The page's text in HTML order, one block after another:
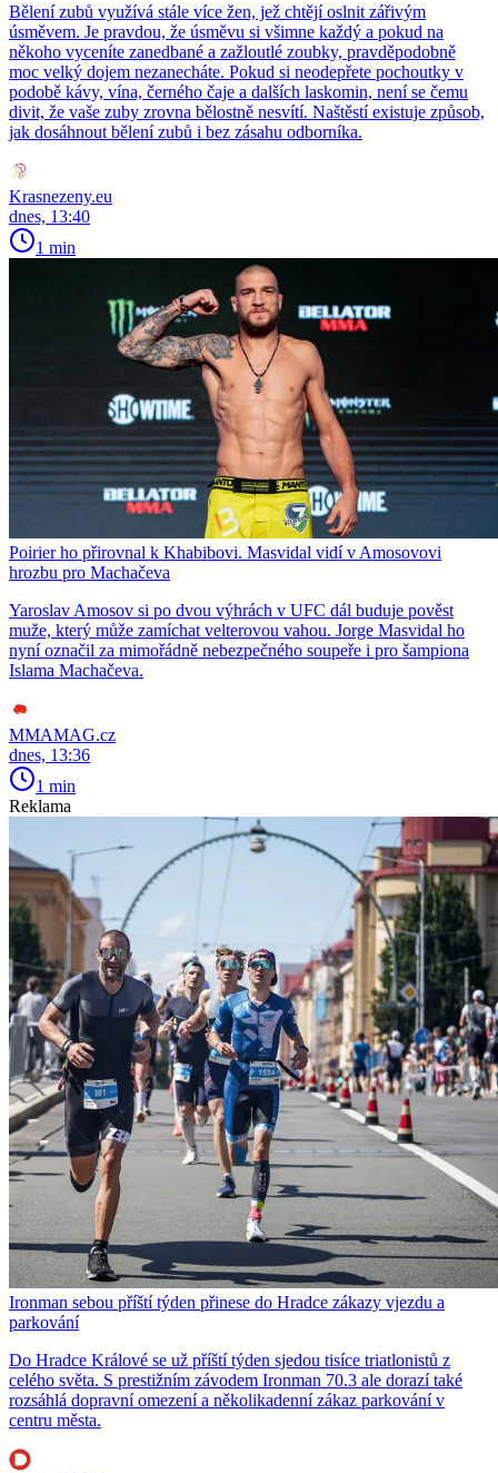
Bělení zubů využívá stále více žen, jež chtějí oslnit zářivým
úsměvem. Je pravdou, že úsměvu si všimne každý a pokud na
někoho vyceníte zanedbané a zažloutlé zoubky, pravděpodobně
moc velký dojem nezanecháte. Pokud si neodepřete pochoutky v
podobě kávy, vína, černého čaje a dalších laskomin, není se čemu
divit, že vaše zuby zrovna bělostně nesvítí. Naštěstí existuje způsob,
jak dosáhnout bělení zubů i bez zásahu odborníka.
Krasnezeny.eu
dnes, 13:40
1 min
Poirier ho přirovnal k Khabibovi. Masvidal vidí v Amosovovi
hrozbu pro Machačeva
Yaroslav Amosov si po dvou výhrách v UFC dál buduje pověst
muže, který může zamíchat velterovou vahou. Jorge Masvidal ho
nyní označil za mimořádně nebezpečného soupeře i pro šampiona
Islama Machačeva.
MMAMAG.cz
dnes, 13:36
1 min
Reklama
Ironman sebou příští týden přinese do Hradce zákazy vjezdu a
parkování
Do Hradce Králové se už příští týden sjedou tisíce triatlonistů z
celého světa. S prestižním závodem Ironman 70.3 ale dorazí také
rozsáhlá dopravní omezení a několikadenní zákaz parkování v
centru města.